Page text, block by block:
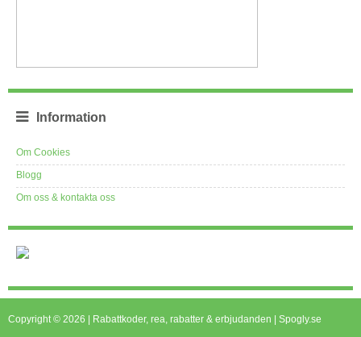
Information
Om Cookies
Blogg
Om oss & kontakta oss
Copyright © 2026 | Rabattkoder, rea, rabatter & erbjudanden | Spogly.se